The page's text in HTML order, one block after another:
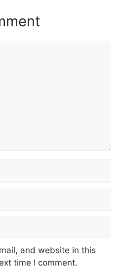
and website in this
time I comment.